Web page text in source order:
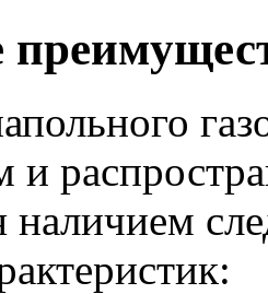
и
наличием